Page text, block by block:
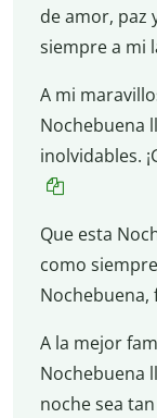
de amor, paz
siempre a mi
A mi
Nochebuena
inolvidables.
Que esta
como
Nochebuena,
A la mejor
Nochebuena
noche sea